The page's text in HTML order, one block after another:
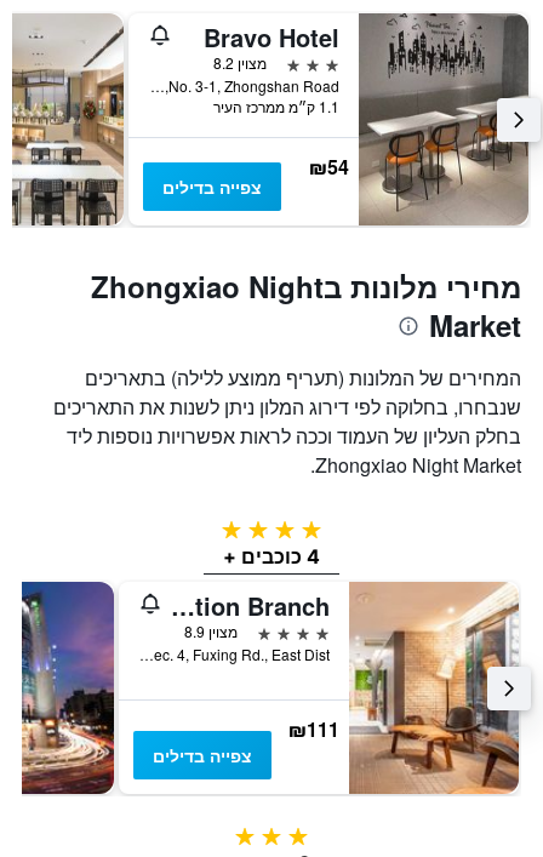
Bravo Hotel
3 כוכבים
מצוין 8.2
No. 3-1, Zhongshan Road, טאיצ'ונג, טייוואן
1.1 ק״מ ממרכז העיר
₪54
צפייה בדילים
מחירי מלונות בZhongxiao Night
Market
המחירים של המלונות (תעריף ממוצע ללילה) בתאריכים
שנבחרו, בחלוקה לפי דירוג המלון ניתן לשנות את התאריכים
בחלק העליון של העמוד וככה לראות אפשרויות נוספות ליד
Zhongxiao Night Market.
4 כוכבים
4 כוכבים +
Cityinn Hotel Plus - Taichung Station Branch
4 כוכבים
מצוין 8.9
No. 133, Sec. 4, Fuxing Rd., East Dist, טאיצ'ונג, טייוואן
₪111
צפייה בדילים
3 כוכבים